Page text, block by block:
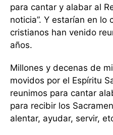
para cantar y alabar al
noticia”. Y estarían en lo
cristianos han venido
años.
Millones y decenas de
movidos por el Espíritu
reunimos para cantar
para recibir los
alentar, ayudar, servir,